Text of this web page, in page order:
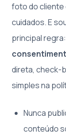
foto do cliente
cuidados. E
principal regra:
direta, check-
simples na
Nunca
conteúdo